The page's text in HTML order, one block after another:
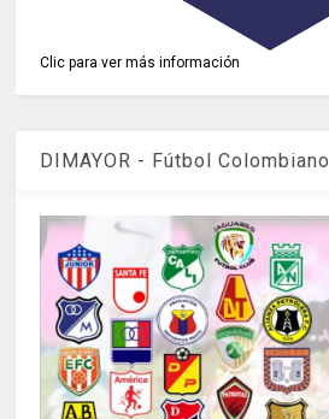
Clic para ver más información
DIMAYOR - Fútbol Colombiano